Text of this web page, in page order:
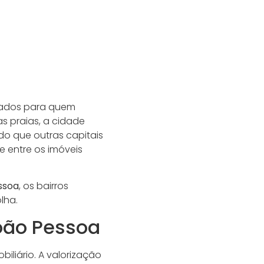
para quem
praias, a cidade
que outras capitais
entre os imóveis
, os bairros
Pessoa
A valorização